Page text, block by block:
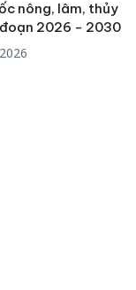
nông, lâm, thủy
2026 - 2030